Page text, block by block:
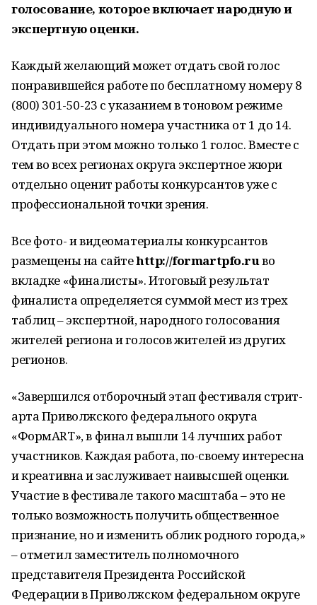
голосование, которое включает народную и
экспертную оценки.
Каждый желающий может отдать свой голос
понравившейся работе по бесплатному номеру 8
(800) 301-50-23 с указанием в тоновом режиме
индивидуального номера участника от 1 до 14.
Отдать при этом можно только 1 голос. Вместе с
тем во всех регионах округа экспертное жюри
отдельно оценит работы конкурсантов уже с
профессиональной точки зрения.
Все фото- и видеоматериалы конкурсантов
размещены на сайтеhttp://formartpfo.ruво
вкладке «финалисты». Итоговый результат
финалиста определяется суммой мест из трех
таблиц – экспертной, народного голосования
жителей региона и голосов жителей из других
регионов.
«Завершился отборочный этап фестиваля стрит-
арта Приволжского федерального округа
«ФормART», в финал вышли 14 лучших работ
участников. Каждая работа, по-своему интересна
и креативна и заслуживает наивысшей оценки.
Участие в фестивале такого масштаба – это не
только возможность получить общественное
признание, но и изменить облик родного города,»
– отметил заместитель полномочного
представителя Президента Российской
Федерации в Приволжском федеральном округе